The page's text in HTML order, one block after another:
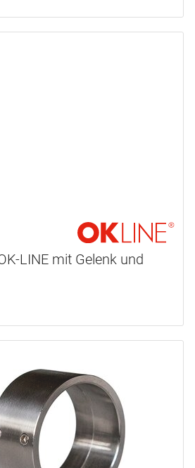
LINE mit Gelenk und